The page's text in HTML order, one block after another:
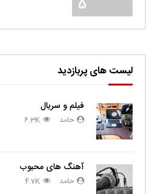
5
لیست های پربازدید
فیلم و سریال
حامد 6.3K
آهنگ های محبوب
حامد 4.7K